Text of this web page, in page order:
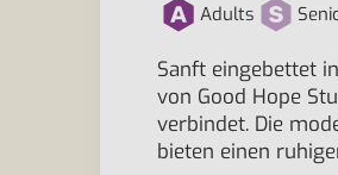
Adults
Sanft eingebettet
von Good Hope
verbindet. Die
bieten einen